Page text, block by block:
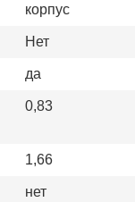
корпус
Нет
да
0,83
1,66
нет